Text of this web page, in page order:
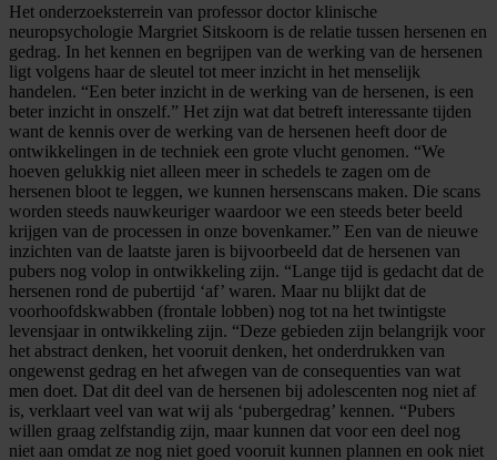
Het onderzoeksterrein van professor doctor klinische
neuropsychologie Margriet Sitskoorn is de relatie tussen hersenen en
gedrag. In het kennen en begrijpen van de werking van de hersenen
ligt volgens haar de sleutel tot meer inzicht in het menselijk
handelen. “Een beter inzicht in de werking van de hersenen, is een
beter inzicht in onszelf.” Het zijn wat dat betreft interessante tijden
want de kennis over de werking van de hersenen heeft door de
ontwikkelingen in de techniek een grote vlucht genomen. “We
hoeven gelukkig niet alleen meer in schedels te zagen om de
hersenen bloot te leggen, we kunnen hersenscans maken. Die scans
worden steeds nauwkeuriger waardoor we een steeds beter beeld
krijgen van de processen in onze bovenkamer.” Een van de nieuwe
inzichten van de laatste jaren is bijvoorbeeld dat de hersenen van
pubers nog volop in ontwikkeling zijn. “Lange tijd is gedacht dat de
hersenen rond de pubertijd ‘af’ waren. Maar nu blijkt dat de
voorhoofdskwabben (frontale lobben) nog tot na het twintigste
levensjaar in ontwikkeling zijn. “Deze gebieden zijn belangrijk voor
het abstract denken, het vooruit denken, het onderdrukken van
ongewenst gedrag en het afwegen van de consequenties van wat
men doet. Dat dit deel van de hersenen bij adolescenten nog niet af
is, verklaart veel van wat wij als ‘pubergedrag’ kennen. “Pubers
willen graag zelfstandig zijn, maar kunnen dat voor een deel nog
niet aan omdat ze nog niet goed vooruit kunnen plannen en ook niet